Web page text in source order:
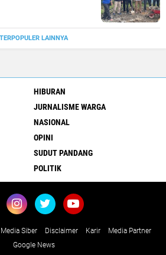
TERPOPULER LAINNYA
HIBURAN
JURNALISME WARGA
NASIONAL
OPINI
SUDUT PANDANG
POLITIK
Media Siber Disclaimer Karir
Media Partner
Google News